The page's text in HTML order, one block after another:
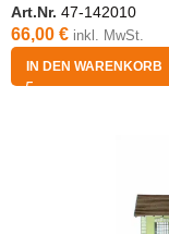
Art.Nr. 47-142010
66,00 € inkl. MwSt.
IN DEN WARENKORB